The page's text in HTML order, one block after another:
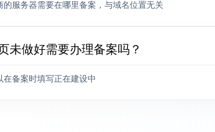
的服务器需要在哪里备案，与域名位置无关
未做好需要办理备案吗？
在备案时填写正在建设中